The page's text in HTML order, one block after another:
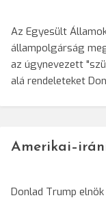
Az Egyesült
állampolgárság
az úgynevezett
alá rendeleteket
Donlad Trump